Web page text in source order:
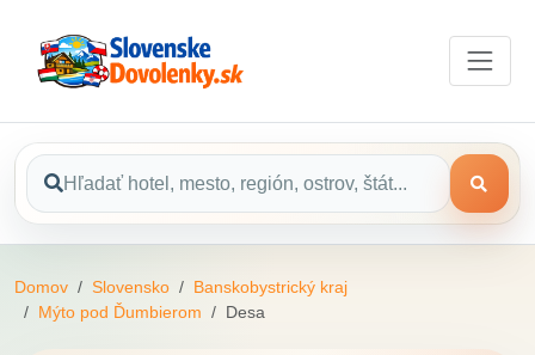
Domov Slovensko
Banskobystrický kraj
Mýto pod Ďumbierom
Desa